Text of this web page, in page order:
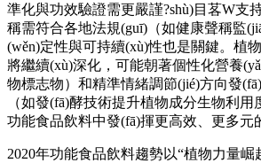
準化與功效驗證需更嚴謹?shù)目茖W支
稱需符合各地法規(guī)（如健康聲稱監
(wěn)定性與可持續(xù)性也是關鍵。植
將繼續(xù)深化，可能朝著個性化營養
物標志物）和精準情緒調節(jié)方向發
（如發(fā)酵技術提升植物成分生物利
功能食品飲料中發(fā)揮更高效、更多元
2020年功能食品飲料趨勢以“植物力量崛